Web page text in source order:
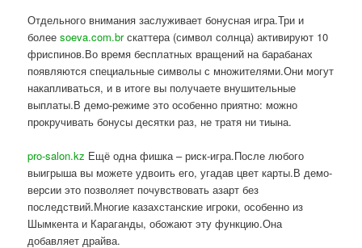
Отдельного внимания заслуживает бонусная игра.Три и
болееsoeva.com.brскаттера (символ солнца) активируют 10
фриспинов.Во время бесплатных вращений на барабанах
появляются специальные символы с множителями.Они могут
накапливаться, и в итоге вы получаете внушительные
выплаты.В демо-режиме это особенно приятно: можно
прокручивать бонусы десятки раз, не тратя ни тиына.
pro-salon.kz Ещё одна фишка – риск-игра.После любого
выигрыша вы можете удвоить его, угадав цвет карты.В демо-
версии это позволяет почувствовать азарт без
последствий.Многие казахстанские игроки, особенно из
Шымкента и Караганды, обожают эту функцию.Она
добавляет драйва.